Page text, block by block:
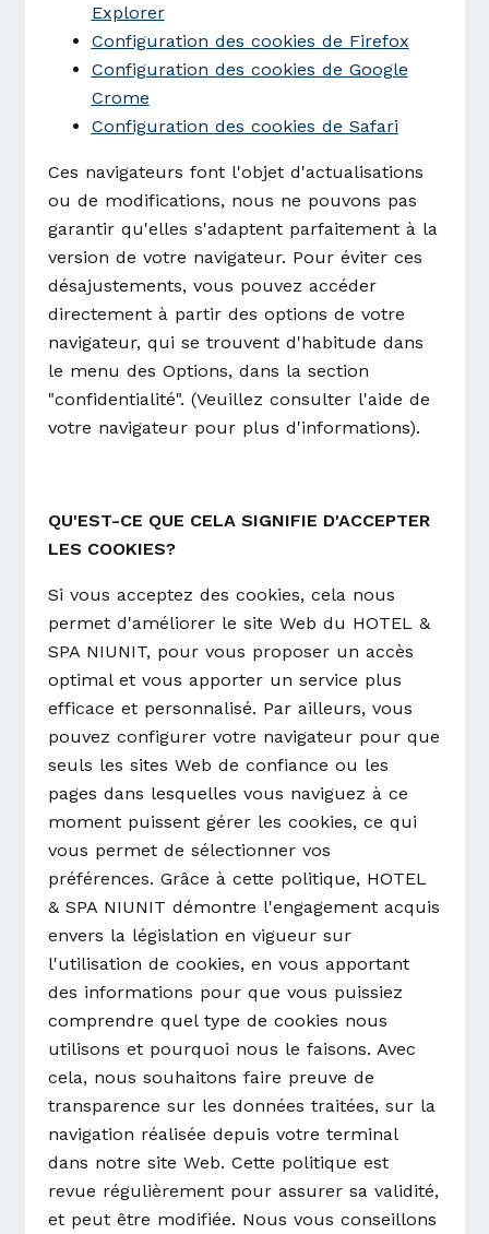
Explorer
Configuration des cookies de Firefox
Configuration des cookies de Google
Crome
Configuration des cookies de Safari
Ces navigateurs font l'objet d'actualisations
ou de modifications, nous ne pouvons pas
garantir qu'elles s'adaptent parfaitement à la
version de votre navigateur. Pour éviter ces
désajustements, vous pouvez accéder
directement à partir des options de votre
navigateur, qui se trouvent d'habitude dans
le menu des Options, dans la section
"confidentialité". (Veuillez consulter l'aide de
votre navigateur pour plus d'informations).
QU'EST-CE QUE CELA SIGNIFIE D'ACCEPTER
LES COOKIES?
Si vous acceptez des cookies, cela nous
permet d'améliorer le site Web du HOTEL &
SPA NIUNIT, pour vous proposer un accès
optimal et vous apporter un service plus
efficace et personnalisé. Par ailleurs, vous
pouvez configurer votre navigateur pour que
seuls les sites Web de confiance ou les
pages dans lesquelles vous naviguez à ce
moment puissent gérer les cookies, ce qui
vous permet de sélectionner vos
préférences. Grâce à cette politique, HOTEL
& SPA NIUNIT démontre l'engagement acquis
envers la législation en vigueur sur
l'utilisation de cookies, en vous apportant
des informations pour que vous puissiez
comprendre quel type de cookies nous
utilisons et pourquoi nous le faisons. Avec
cela, nous souhaitons faire preuve de
transparence sur les données traitées, sur la
navigation réalisée depuis votre terminal
dans notre site Web. Cette politique est
revue régulièrement pour assurer sa validité,
et peut être modifiée. Nous vous conseillons